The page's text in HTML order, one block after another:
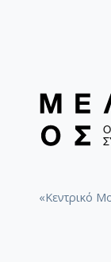
«Κεντρικό